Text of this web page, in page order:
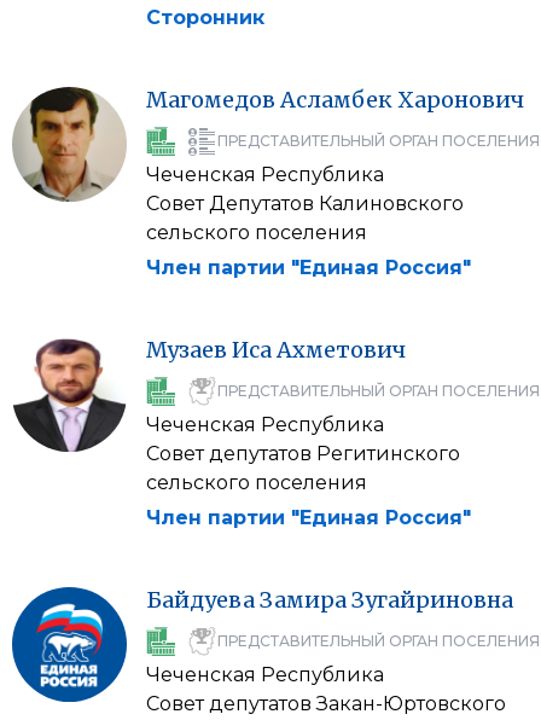
Сторонник
Магомедов АсламбекХаронович
ПРЕДСТАВИТЕЛЬНЫЙ ОРГАН ПОСЕЛЕНИЯ
Чеченская Республика
Совет Депутатов Калиновского
сельского поселения
Член партии "Единая Россия"
Музаев ИсаАхметович
ПРЕДСТАВИТЕЛЬНЫЙ ОРГАН ПОСЕЛЕНИЯ
Чеченская Республика
Совет депутатов Регитинского
сельского поселения
Член партии "Единая Россия"
БайдуеваЗамираЗугайриновна
ПРЕДСТАВИТЕЛЬНЫЙ ОРГАН ПОСЕЛЕНИЯ
Чеченская Республика
Совет депутатов Закан-Юртовского